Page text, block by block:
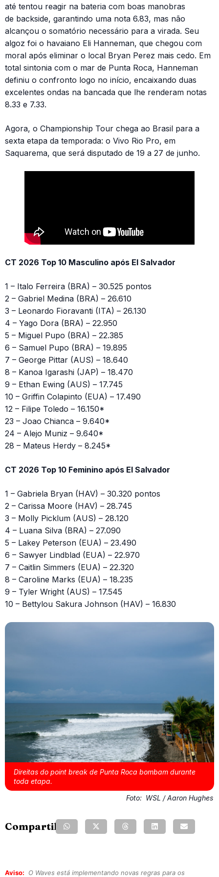
até tentou reagir na bateria com boas manobras
de backside, garantindo uma nota 6.83, mas não
alcançou o somatório necessário para a virada. Seu
algoz foi o havaiano Eli Hanneman, que chegou com
moral após eliminar o local Bryan Perez mais cedo. Em
total sintonia com o mar de Punta Roca, Hanneman
definiu o confronto logo no início, encaixando duas
excelentes ondas na bancada que lhe renderam notas
8.33 e 7.33.
Agora, o Championship Tour chega ao Brasil para a
sexta etapa da temporada: o Vivo Rio Pro, em
Saquarema, que será disputado de 19 a 27 de junho.
CT 2026 Top 10 Masculino após El Salvador
1 – Italo Ferreira (BRA) – 30.525 pontos
2 – Gabriel Medina (BRA) – 26.610
3 – Leonardo Fioravanti (ITA) – 26.130
4 – Yago Dora (BRA) – 22.950
5 – Miguel Pupo (BRA) – 22.385
6 – Samuel Pupo (BRA) – 19.895
7 – George Pittar (AUS) – 18.640
8 – Kanoa Igarashi (JAP) – 18.470
9 – Ethan Ewing (AUS) – 17.745
10 – Griffin Colapinto (EUA) – 17.490
12 – Filipe Toledo – 16.150*
23 – Joao Chianca – 9.640*
24 – Alejo Muniz – 9.640*
28 – Mateus Herdy – 8.245*
CT 2026 Top 10 Feminino após El Salvador
1 – Gabriela Bryan (HAV) – 30.320 pontos
2 – Carissa Moore (HAV) – 28.745
3 – Molly Picklum (AUS) – 28.120
4 – Luana Silva (BRA) – 27.090
5 – Lakey Peterson (EUA) – 23.490
6 – Sawyer Lindblad (EUA) – 22.970
7 – Caitlin Simmers (EUA) – 22.320
8 – Caroline Marks (EUA) – 18.235
9 – Tyler Wright (AUS) – 17.545
10 – Bettylou Sakura Johnson (HAV) – 16.830
Direitas do point break de Punta Roca bombam durante
toda etapa.
Foto: WSL / Aaron Hughes
Compartilhe:
Aviso:
O Waves está implementando novas regras para os